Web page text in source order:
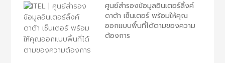
ศูนย์สำรองข้อมูลอินเตอร์ลิ้งค์
ดาต้า เซ็นเตอร์ พร้อมให้คุณ
ออกแบบพื้นที่ได้ตามของความ
ต้องการ